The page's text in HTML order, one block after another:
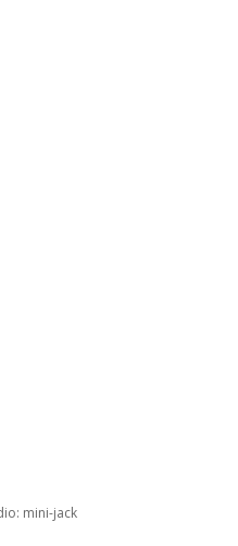
mini-jack